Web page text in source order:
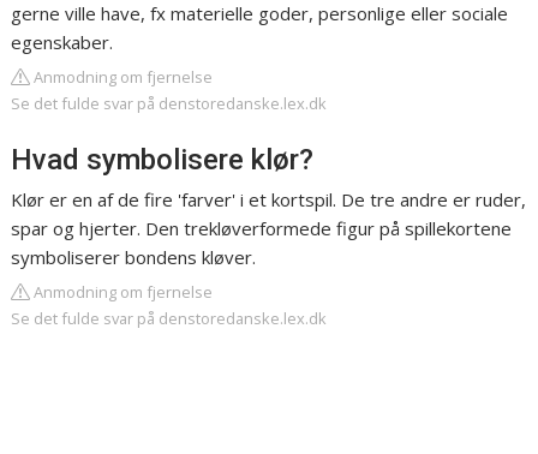
gerne ville have, fx materielle goder, personlige eller sociale
egenskaber.
Anmodning om fjernelse
Se det fulde svar på denstoredanske.lex.dk
Hvad symbolisere klør?
Klør er en af de fire 'farver' i et kortspil. De tre andre er ruder,
spar og hjerter. Den trekløverformede figur på spillekortene
symboliserer bondens kløver.
Anmodning om fjernelse
Se det fulde svar på denstoredanske.lex.dk